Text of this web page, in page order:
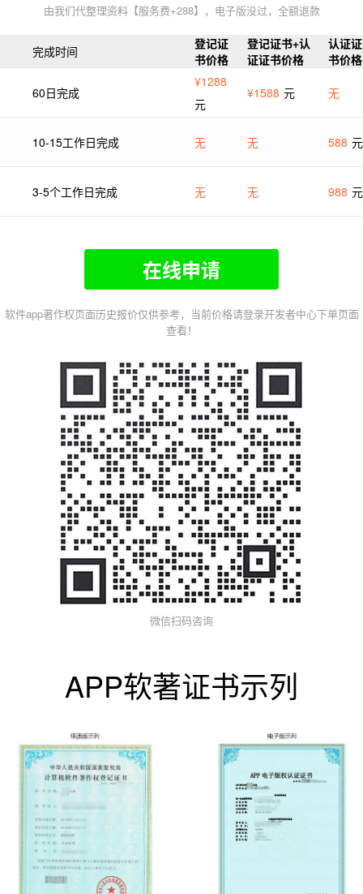
由我们代整理资料【服务费+288】，电子版没过，全额退款
完成时间
登记证
书价格
登记证书+认
证证书价格
认证证
书价格
60日完成
¥1288
元
¥1588 元 无
10-15工作日完成 无 无 588 元
3-5个工作日完成 无 无 988 元
在线申请
软件app著作权页面历史报价仅供参考，当前价格请登录开发者中心下单页面
查看！
微信扫码咨询
APP软著证书示列